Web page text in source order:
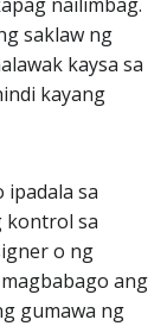
saklaw ng
kaysa sa
kayang
ipadala sa
kontrol sa
o ng
ang
gumawa ng